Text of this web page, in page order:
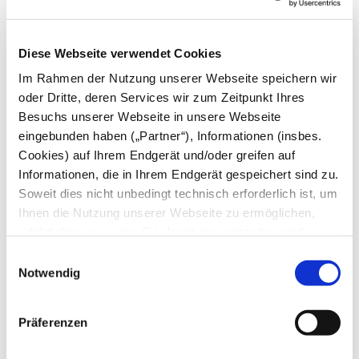
Diese Webseite verwendet Cookies
Im Rahmen der Nutzung unserer Webseite speichern wir
oder Dritte, deren Services wir zum Zeitpunkt Ihres
Besuchs unserer Webseite in unsere Webseite
eingebunden haben („Partner“), Informationen (insbes.
Cookies) auf Ihrem Endgerät und/oder greifen auf
Informationen, die in Ihrem Endgerät gespeichert sind zu.
Soweit dies nicht unbedingt technisch erforderlich ist, um
Ihnen die Nutzung unserer Webseite zu ermöglichen,
Erstellung von Statistiken über die Nutzung unserer
Webseite für uns, aber auch für die Partner zur eigenen
Nutzung. Details hierzu, insbesondere auch zu den
verarbeiteten Kategorien personenbezogener Daten und
Notwendig
Präferenzen
Februar
2024
Dezember
November
Oktober
September
August
Juni
Februar
2023